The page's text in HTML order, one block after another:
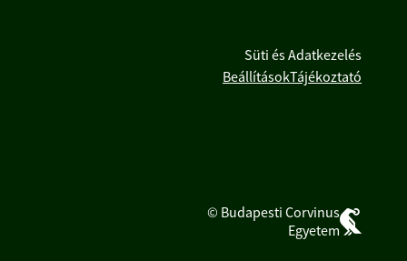
Süti és Adatkezelés
BeállításokTájékoztató
© Budapesti Corvinus
Egyetem